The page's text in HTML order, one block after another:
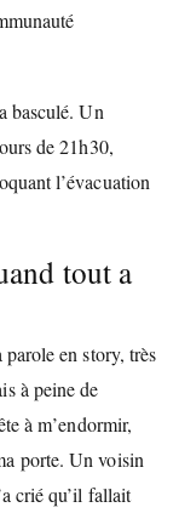
basculé. Un
de 21h30,
l’évacuation
tout a
en story, très
à peine de
à m’endormir,
porte. Un voisin
crié qu’il fallait